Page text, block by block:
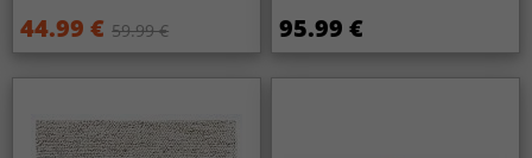
44.99 € 59.99 € 95.99 €